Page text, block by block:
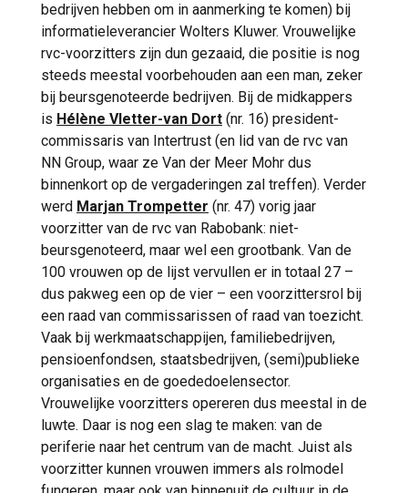
bedrijven hebben om in aanmerking te komen) bij
informatieleverancier Wolters Kluwer. Vrouwelijke
rvc-voorzitters zijn dun gezaaid, die positie is nog
steeds meestal voorbehouden aan een man, zeker
bij beursgenoteerde bedrijven. Bij de midkappers
is Hélène Vletter-van Dort (nr. 16) president-
commissaris van Intertrust (en lid van de rvc van
NN Group, waar ze Van der Meer Mohr dus
binnenkort op de vergaderingen zal treffen). Verder
werd Marjan Trompetter (nr. 47) vorig jaar
voorzitter van de rvc van Rabobank: niet-
beursgenoteerd, maar wel een grootbank. Van de
100 vrouwen op de lijst vervullen er in totaal 27 –
dus pakweg een op de vier – een voorzittersrol bij
een raad van commissarissen of raad van toezicht.
Vaak bij werkmaatschappijen, familiebedrijven,
pensioenfondsen, staatsbedrijven, (semi)publieke
organisaties en de goededoelensector.
Vrouwelijke voorzitters opereren dus meestal in de
luwte. Daar is nog een slag te maken: van de
periferie naar het centrum van de macht. Juist als
voorzitter kunnen vrouwen immers als rolmodel